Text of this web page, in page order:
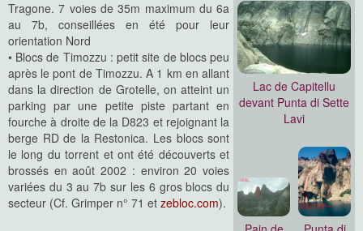
Lac de Capitellu
devant Punta di Sette
Lavi
Tragone. 7 voies de 35m maximum du 6a
au 7b, conseillées en été pour leur
orientation Nord
• Blocs de Timozzu : petit site de blocs peu
après le pont de Timozzu. A 1 km en allant
dans la direction de Grotelle, on atteint un
parking par une petite piste partant en
fourche à droite de la D823 et rejoignant la
berge RD de la Restonica. Les blocs sont
le long du torrent et ont été découverts et
brossés en août 2002 : environ 20 voies
variées du 3 au 7b sur les 6 gros blocs du
secteur (Cf. Grimper n° 71 et zebloc.com).